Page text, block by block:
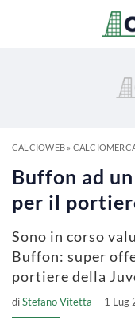
CALCIOWEB»
Buffon ad
per il
Sono in corso
Buffon: super
portiere della
diStefano Vitetta 1 Lug